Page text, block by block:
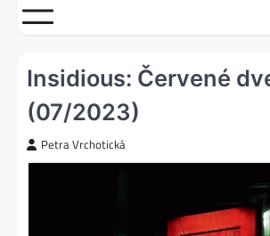
content
Insidious: Červené
(07/2023)
Petra Vrchotická